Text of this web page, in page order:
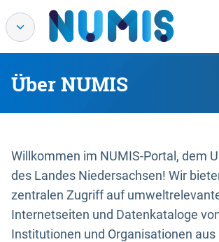
Über NUMIS
Willkommen im NUMIS-Portal, dem
des Landes Niedersachsen! Wir
zentralen Zugriff auf
Internetseiten und Datenkataloge
Institutionen und Organisationen aus